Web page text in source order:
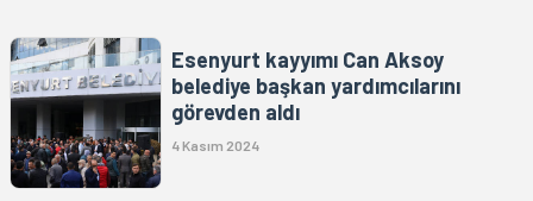
Esenyurt kayyımı Can Aksoy
belediye başkan yardımcılarını
görevden aldı
4 Kasım 2024